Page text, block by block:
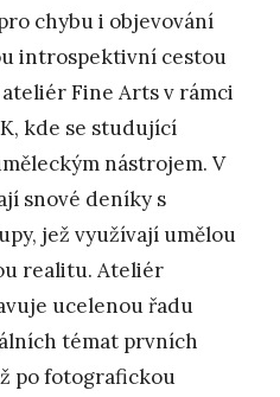
chybu i objevování
introspektivní cestou
Fine Arts v rámci
kde se studující
nástrojem. V
snové deníky s
jež využívají umělou
realitu. Ateliér
ucelenou řadu
témat prvních
po fotografickou